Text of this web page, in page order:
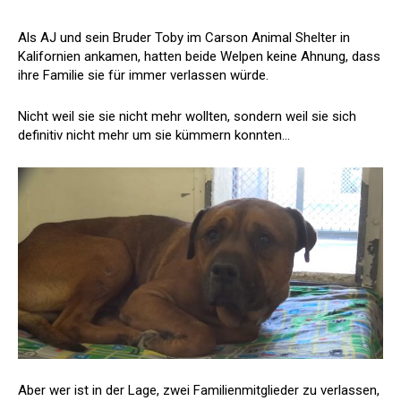
Als AJ und sein Bruder Toby im Carson Animal Shelter in
Kalifornien ankamen, hatten beide Welpen keine Ahnung, dass
ihre Familie sie für immer verlassen würde.
Nicht weil sie sie nicht mehr wollten, sondern weil sie sich
definitiv nicht mehr um sie kümmern konnten…
Aber wer ist in der Lage, zwei Familienmitglieder zu verlassen,